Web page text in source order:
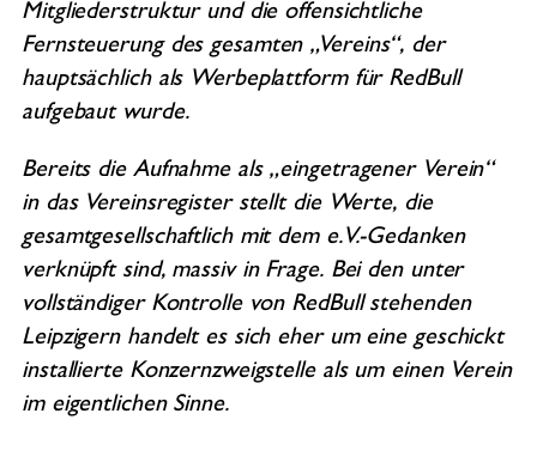
Mitgliederstruktur und die offensichtliche
Fernsteuerung des gesamten „Vereins“, der
hauptsächlich als Werbeplattform für RedBull
aufgebaut wurde.
Bereits die Aufnahme als „eingetragener Verein“
in das Vereinsregister stellt die Werte, die
gesamtgesellschaftlich mit dem e.V.-Gedanken
verknüpft sind, massiv in Frage. Bei den unter
vollständiger Kontrolle von RedBull stehenden
Leipzigern handelt es sich eher um eine geschickt
installierte Konzernzweigstelle als um einen Verein
im eigentlichen Sinne.